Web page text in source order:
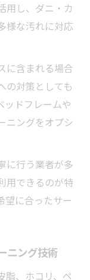
用し、ダニ・カ
様な汚れに対応
に含まれる場合
の対策としても
ッドフレームや
ニングをオプシ
に行う業者が多
用できるのが特
望に合ったサー
ニング技術
脂、ホコリ、ペ